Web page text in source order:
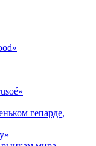
гепарде,